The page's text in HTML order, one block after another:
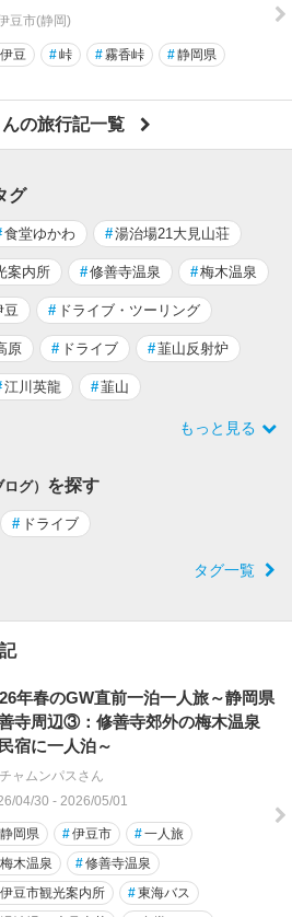
豆市(静岡)
伊豆 #峠 # 霧香峠 #静岡県
の旅行記一覧
グ
食堂ゆかわ #湯治場21大見山荘
案内所 #修善寺温泉 #梅木温泉
豆 # ドライブ・ツーリング
原 # ドライブ #韮山反射炉
江川英龍 #韮山
もっと見る
グ） を探す
# ドライブ
タグ一覧
年春のGW直前一泊一人旅～静岡県
寺周辺③：修善寺郊外の梅木温泉
宿に一人泊～
ャムンパスさん
04/30 - 2026/05/01
静岡県 #伊豆市 #一人旅
梅木温泉 #修善寺温泉
伊豆市観光案内所 #東海バス